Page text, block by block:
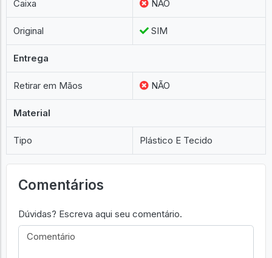
Garantia 7 Dias
Caixa NÃO
Original SIM
Entrega
Retirar em Mãos NÃO
Material
Tipo
Comentários